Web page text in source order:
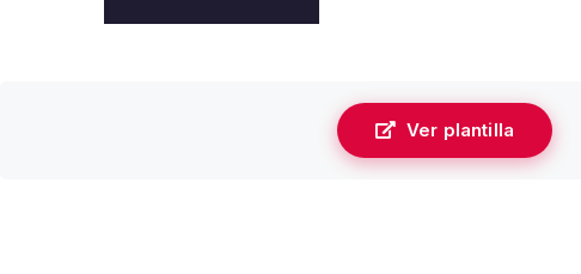
Ver plantilla